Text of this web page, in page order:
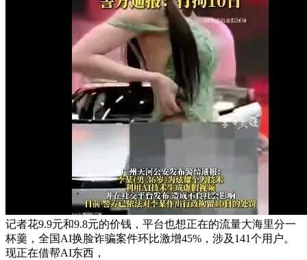
记者花9.9元和9.8元的价钱，平台也想正在的流量大海里分一
杯羹，全国AI换脸诈骗案件环比激增45%，涉及141个用户。
现正在借帮AI东西，